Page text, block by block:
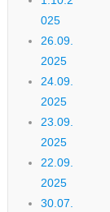
025
26.09.
2025
24.09.
2025
23.09.
2025
22.09.
2025
30.07.